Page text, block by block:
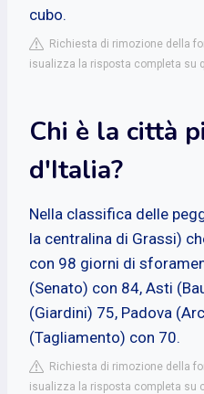
cubo.
Richiesta di rimozione della
isualizza la risposta completa su
Chi è la città
d'Italia?
Nella classifica delle
la centralina di Grassi)
con 98 giorni di
(Senato) con 84, Asti
(Giardini) 75, Padova
(Tagliamento) con 70.
Richiesta di rimozione della
isualizza la risposta completa su